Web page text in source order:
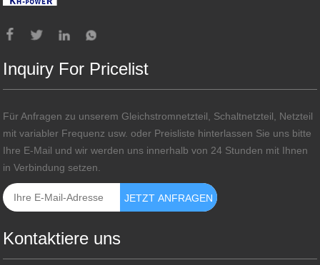
Inquiry For Pricelist
Für Anfragen zu unserem Gleichstromnetzteil, Schaltnetzteil, Netzteil
mit variabler Frequenz usw. oder Preisliste hinterlassen Sie uns bitte
Ihre E-Mail und wir werden uns innerhalb von 24 Stunden mit Ihnen
in Verbindung setzen.
Kontaktiere uns